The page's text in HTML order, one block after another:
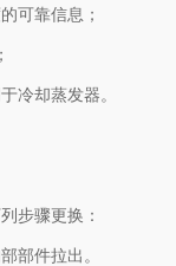
可靠信息；
却蒸发器。
步骤更换：
部件拉出。